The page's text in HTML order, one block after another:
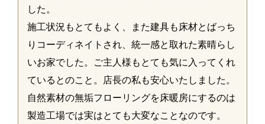
した。
施工状況もとてもよく、また建具も床材とばっち
りコーディネイトされ、統一感と取れた素晴らし
いお家でした。ご主人様もとても気に入ってくれ
ているとのこと。 店長の私も安心いたしました。
自然素材の無垢フローリングを床暖房にするのは
製造工場では実はとても大変なことなのです。